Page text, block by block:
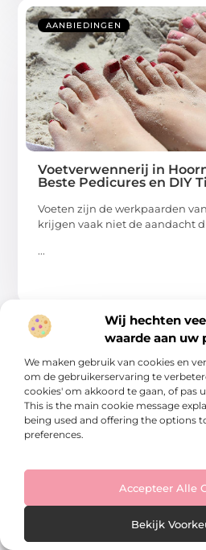
Wij hechten
waarde aan uw
We maken gebruik van cookies en
om de gebruikerservaring te
cookies' om akkoord te gaan, of pas
This is the main cookie message
being used and offering the options
preferences.
Accepteer Alle
Bekijk
AANBIEDINGEN
Voetverwennerij in
Beste Pedicures en DIY
Voeten zijn de werkpaarden
krijgen vaak niet de aandacht
...
Ontdek waarom
keuze is voor aspirant-
De juiste rijschool kiezen is een
aspirant-bestuurder. Niet